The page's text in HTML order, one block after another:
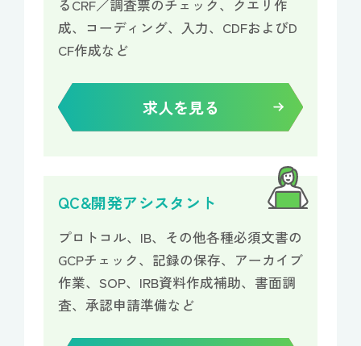
るCRF／調査票のチェック、クエリ作
成、コーディング、入力、CDFおよびD
CF作成など
求人を見る
QC&開発アシスタント
プロトコル、IB、その他各種必須文書の
GCPチェック、記録の保存、アーカイブ
作業、SOP、IRB資料作成補助、書面調
査、承認申請準備など